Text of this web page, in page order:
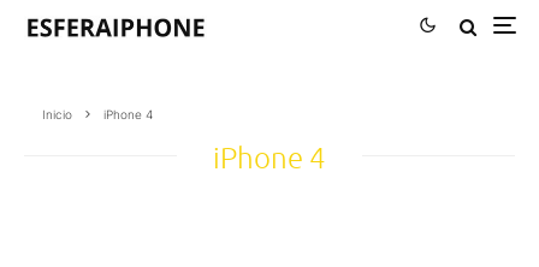
Inicio iPhone 4
iPhone 4